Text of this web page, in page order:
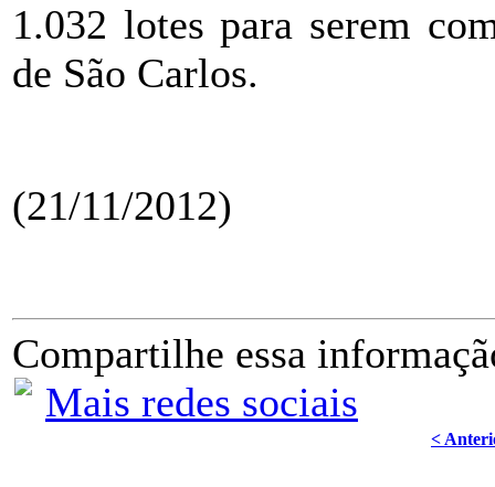
1.032 lotes para serem
de São Carlos.
(21/11/2012)
Compartilhe essa
Mais redes sociais
<